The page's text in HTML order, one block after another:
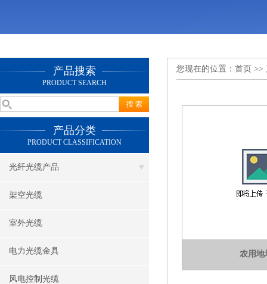
产品搜索
PRODUCT SEARCH
产品分类
PRODUCT CLASSIFICATION
光纤光缆产品
架空光缆
室外光缆
电力光缆金具
风电控制光缆
您现在的位置： 首页 >>
农用地